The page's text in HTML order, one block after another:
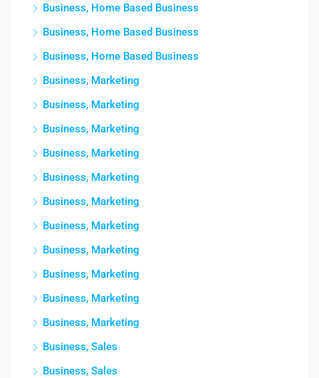
Business, Home Based Business
Business, Home Based Business
Business, Home Based Business
Business, Marketing
Business, Marketing
Business, Marketing
Business, Marketing
Business, Marketing
Business, Marketing
Business, Marketing
Business, Marketing
Business, Marketing
Business, Marketing
Business, Marketing
Business, Sales
Business, Sales